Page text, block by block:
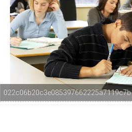
022c06b20c3e085397662225a7119c7b